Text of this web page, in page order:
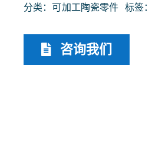
分类：可加工陶瓷零件 标签：
咨询我们